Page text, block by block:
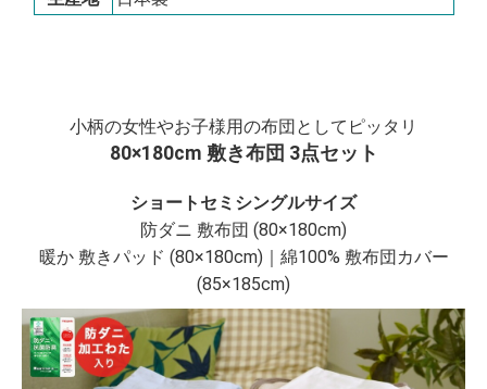
小柄の女性やお子様用の布団としてピッタリ
80×180cm 敷き布団 3点セット
ショートセミシングルサイズ
防ダニ 敷布団 (80×180cm)
暖か 敷きパッド (80×180cm)｜綿100% 敷布団カバー
(85×185cm)